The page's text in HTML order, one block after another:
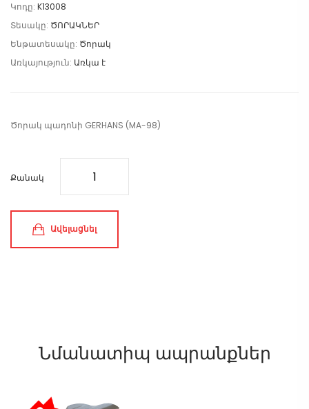
Կոդը: K13008
Տեսակը: ԾՈՐԱԿՆԵՐ
Ենթատեսակը: Ծորակ
Առկայություն: Առկա է
Ծորակ պադոնի GERHANS (MA-98)
Քանակ
Ավելացնել
Նմանատիպ ապրանքներ